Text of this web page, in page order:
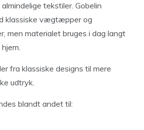
tekstiler. Gobelin
klassiske vægtæpper og
men materialet bruges i dag langt
fra klassiske designs til mere
udtryk.
blandt andet til: